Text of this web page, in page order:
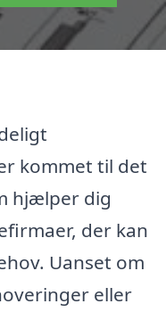
kommet til det
hjælper dig
der kan
Uanset om
eller